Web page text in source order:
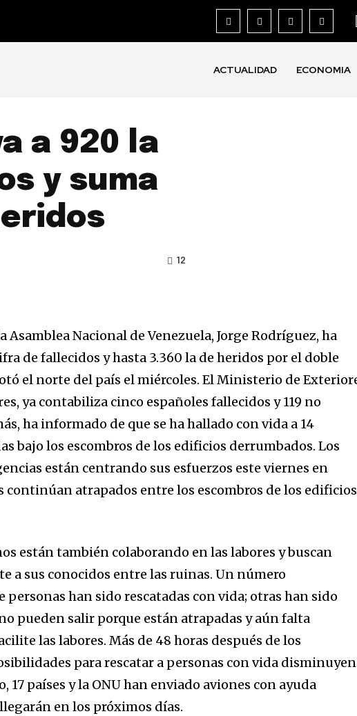
ACTUALIDAD ECONOMIA
a 920 la
y suma
12
Asamblea Nacional de Venezuela, Jorge Rodríguez, ha
de fallecidos y hasta 3.360 la de heridos por el doble
el norte del país el miércoles. El Ministerio de
ya contabiliza cinco españoles fallecidos y 119 no
ha informado de que se ha hallado con vida a 14
bajo los escombros de los edificios derrumbados. Los
están centrando sus esfuerzos este viernes en
continúan atrapados entre los escombros de los edificios
están también colaborando en las labores y buscan
a sus conocidos entre las ruinas. Un número
han sido rescatadas con vida; otras han sido
pueden salir porque están atrapadas y aún falta
las labores. Más de 48 horas después de los
para rescatar a personas con vida
17 países y la ONU han enviado aviones con ayuda
en los próximos días.